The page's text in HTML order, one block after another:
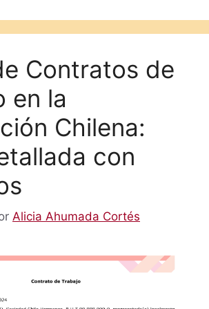
Contratos de
en la
Chilena:
con
Alicia Ahumada Cortés